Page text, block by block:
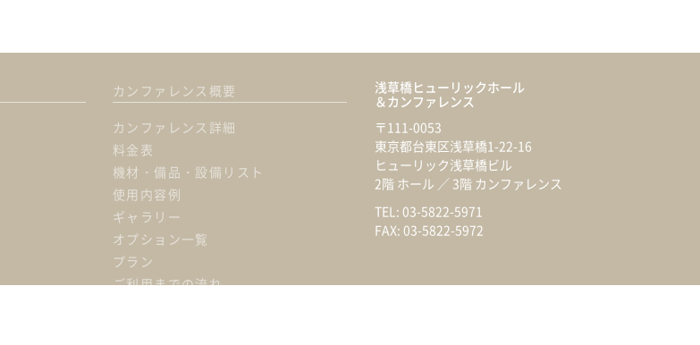
カンファレンス概要
カンファレンス詳細
料金表
機材・備品・設備リスト
使用内容例
ギャラリー
オプション一覧
プラン
ご利用までの流れ
浅草橋ヒューリックホール
＆カンファレンス
〒111-0053
東京都台東区浅草橋1-22-16
ヒューリック浅草橋ビル
2階 ホール ／ 3階 カンファレンス
TEL: 03-5822-5971
FAX: 03-5822-5972